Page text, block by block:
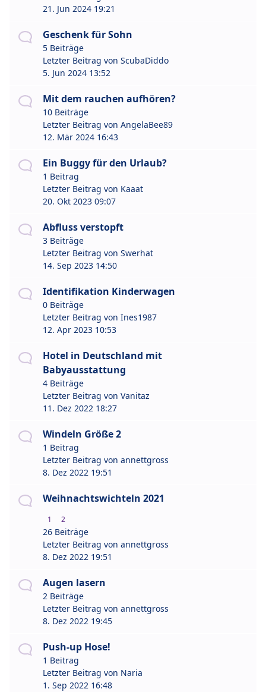
21. Jun 2024 19:21
Geschenk für Sohn
5 Beiträge
Letzter Beitrag von ScubaDiddo
5. Jun 2024 13:52
Mit dem rauchen aufhören?
10 Beiträge
Letzter Beitrag von AngelaBee89
12. Mär 2024 16:43
Ein Buggy für den Urlaub?
1 Beitrag
Letzter Beitrag von Kaaat
20. Okt 2023 09:07
Abfluss verstopft
3 Beiträge
Letzter Beitrag von Swerhat
14. Sep 2023 14:50
Identifikation Kinderwagen
0 Beiträge
Letzter Beitrag von Ines1987
12. Apr 2023 10:53
Hotel in Deutschland mit
Babyausstattung
4 Beiträge
Letzter Beitrag von Vanitaz
11. Dez 2022 18:27
Windeln Größe 2
1 Beitrag
Letzter Beitrag von annettgross
8. Dez 2022 19:51
Weihnachtswichteln 2021
1 2
26 Beiträge
Letzter Beitrag von annettgross
8. Dez 2022 19:51
Augen lasern
2 Beiträge
Letzter Beitrag von annettgross
8. Dez 2022 19:45
Push-up Hose!
1 Beitrag
Letzter Beitrag von Naria
1. Sep 2022 16:48